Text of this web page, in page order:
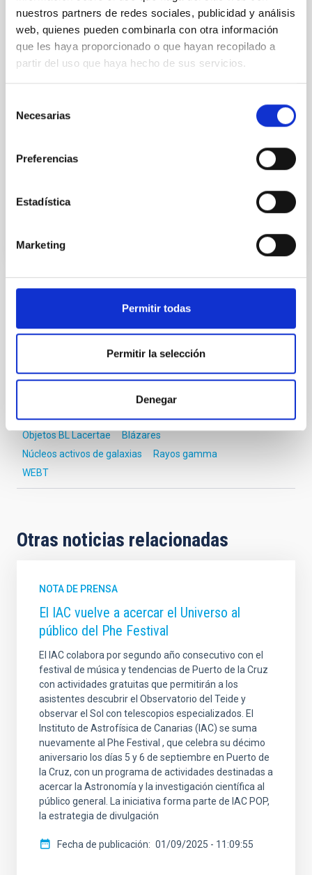
nuestros partners de redes sociales, publicidad y análisis
web, quienes pueden combinarla con otra información
que les haya proporcionado o que hayan recopilado a
partir del uso que haya hecho de sus servicios.
Necesarias
Preferencias
Estadística
Marketing
Permitir todas
Permitir la selección
Denegar
Un equipo internacional de científicos ha obtenido la
primera detección inequívoca de un chorro de
material a altísima velocidad que emerge de una
galaxia en proceso de colisión con otra. El flujo de
partículas y radiación, que emite el agujero negro
supermasivo central de la galaxia y que se observa
precursora a la formación de un blázar, uno de las
objetos más energéticos conocidos. El hallazgo se ha
telescopios, entre ellos el Gran Telescopio Canarias y
Fecha de publicación
Astrofísica
Medios de comunicación
Formación y Evolución de Galaxias (FYEG)
Cosmología y Astropartículas (CYA)
Objetos BL Lacertae
Blázares
Núcleos activos de galaxias
Rayos gamma
WEBT
Otras noticias relacionadas
NOTA DE PRENSA
El IAC vuelve a acercar el Universo al
público del Phe Festival
El IAC colabora por segundo año consecutivo con el
festival de música y tendencias de Puerto de la Cruz
con actividades gratuitas que permitirán a los
asistentes descubrir el Observatorio del Teide y
observar el Sol con telescopios especializados. El
Instituto de Astrofísica de Canarias (IAC) se suma
nuevamente al Phe Festival , que celebra su décimo
aniversario los días 5 y 6 de septiembre en Puerto de
la Cruz, con un programa de actividades destinadas a
acercar la Astronomía y la investigación científica al
público general. La iniciativa forma parte de IAC POP,
la estrategia de divulgación
Fecha de publicación 01/09/2025 - 11:09:55